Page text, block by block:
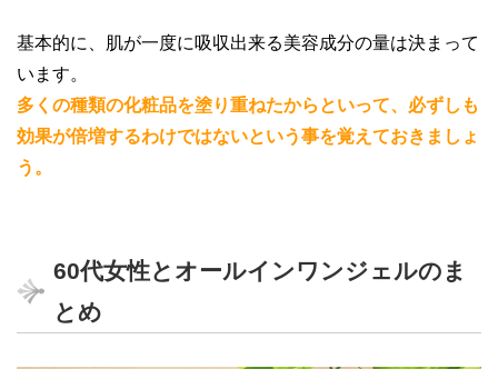
基本的に、肌が一度に吸収出来る美容成分の量は決まって
います。
多くの種類の化粧品を塗り重ねたからといって、必ずしも
効果が倍増するわけではないという事を覚えておきましょ
う。
60代女性とオールインワンジェルのま
とめ